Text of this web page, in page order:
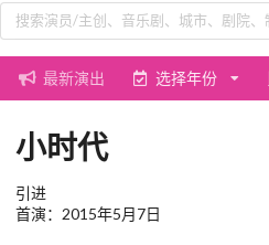
最新演出 选择年份
小时代
引进
首演：2015年5月7日